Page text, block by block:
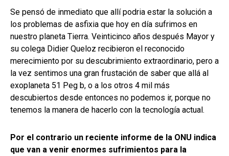
Se pensó de inmediato que allí podria estar la solución a
los problemas de asfixia que hoy en día sufrimos en
nuestro planeta Tierra. Veinticinco años después Mayor y
su colega Didier Queloz recibieron el reconocido
merecimiento por su descubrimiento extraordinario, pero a
la vez sentimos una gran frustación de saber que allá al
exoplaneta 51 Peg b, o a los otros 4 mil más
descubiertos desde entonces no podemos ir, porque no
tenemos la manera de hacerlo con la tecnología actual.
Por el contrario un reciente informe de la ONU indica
que van a venir enormes sufrimientos para la